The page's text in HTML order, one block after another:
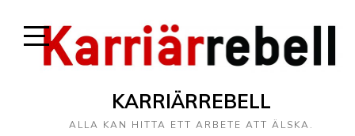
KARRIÄRREBELL
ALLA KAN HITTA ETT ARBETE ATT ÄLSKA.